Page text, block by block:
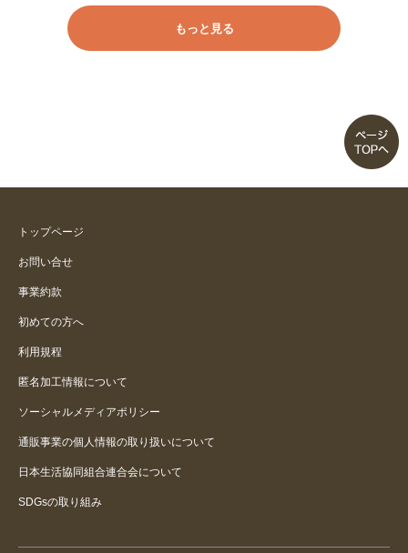
買い直し（１５８ｃｍトール丈）
股に食い込む
座高高い人は無理かと
もっと見る
トップページ
お問い合せ
事業約款
初めての方へ
利用規程
匿名加工情報について
ソーシャルメディアポリシー
通販事業の個人情報の取り扱いについて
日本生活協同組合連合会について
SDGsの取り組み